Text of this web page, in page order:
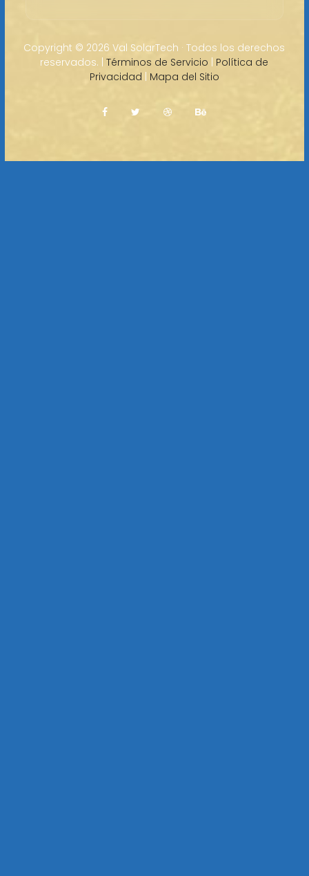
Copyright © 2026 Val SolarTech · Todos los derechos
reservados. |Términos de Servicio | Política de
Privacidad | Mapa del Sitio